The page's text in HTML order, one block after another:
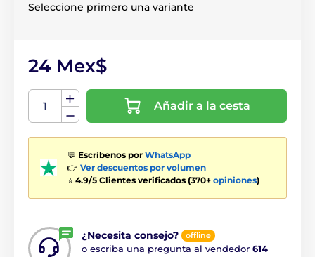
Seleccione primero una variante
24 Mex$
Añadir a la cesta
💬 Escríbenos por WhatsApp
👉 Ver descuentos por volumen
⭐ 4.9/5 Clientes verificados (370+ opiniones)
¿Necesita consejo? offline
o escriba una pregunta al vendedor 614